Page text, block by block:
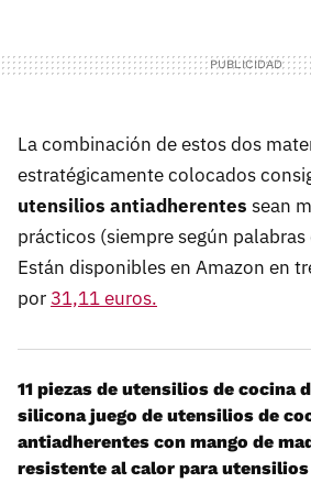
La combinación de estos dos
estratégicamente colocados
utensilios antiadherentes sean
prácticos (siempre según
Están disponibles en Amazon en
por 31,11 euros.
11 piezas de utensilios de cocina
silicona juego de utensilios de
antiadherentes con mango de
resistente al calor para utensilios